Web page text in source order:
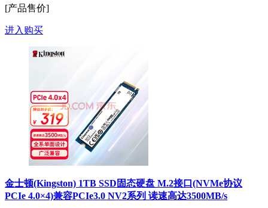
[产品售价]
进入购买
金士顿(Kingston) 1TB SSD固态硬盘 M.2接口(NVMe协议
PCIe 4.0×4)兼容PCIe3.0 NV2系列 读速高达3500MB/s